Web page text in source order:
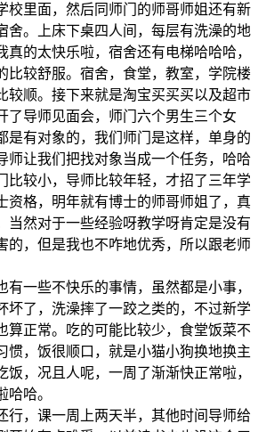
校里面，然后同师门的师哥师姐还有新
舍。上床下桌四人间，每层有洗澡的地
真的太快乐啦，宿舍还有电梯哈哈哈，
比较舒服。宿舍，食堂，教室，学院楼
较顺。接下来就是淘宝买买买以及超市
了导师见面会，师门六个男生三个女
是有对象的，我们师门是这样，单身的
师让我们把找对象当成一个任务，哈哈
比较小，导师比较年轻，才招了三年学
资格，明年就有博士的师哥师姐了，真
当然对于一些经验呀教学呀肯定是没有
的，但是我也不咋地优秀，所以跟老师
有一些不快乐的事情，虽然都是小事，
坏了，洗澡摔了一跤之类的，不过新学
算正常。吃的可能比较少，食堂饭菜不
惯，饭很顺口，就是小猫小狗换地换主
饭，况且人呢，一周了渐渐快正常啦，
哈。
行，课一周上两天半，其他时间导师给